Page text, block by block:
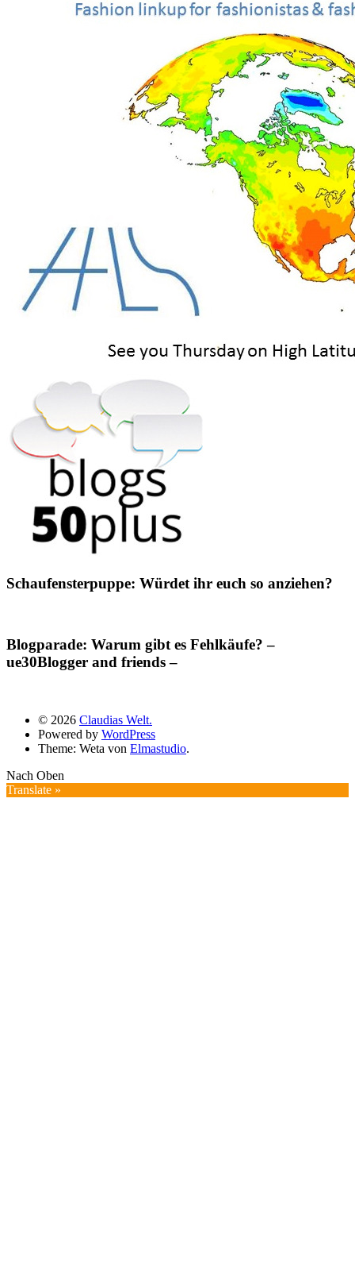
Schaufensterpuppe: Würdet ihr euch so anziehen?
Blogparade: Warum gibt es Fehlkäufe? –
ue30Blogger and friends –
© 2026 Claudias Welt.
Powered by WordPress
Theme: Weta von Elmastudio.
Nach Oben
Translate »